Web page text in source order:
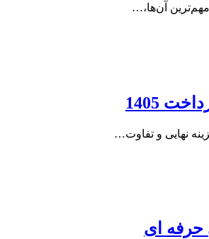
آن‌ها،…
ای